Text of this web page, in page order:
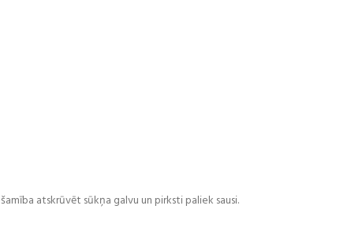
atskrūvēt sūkņa galvu un pirksti paliek sausi.